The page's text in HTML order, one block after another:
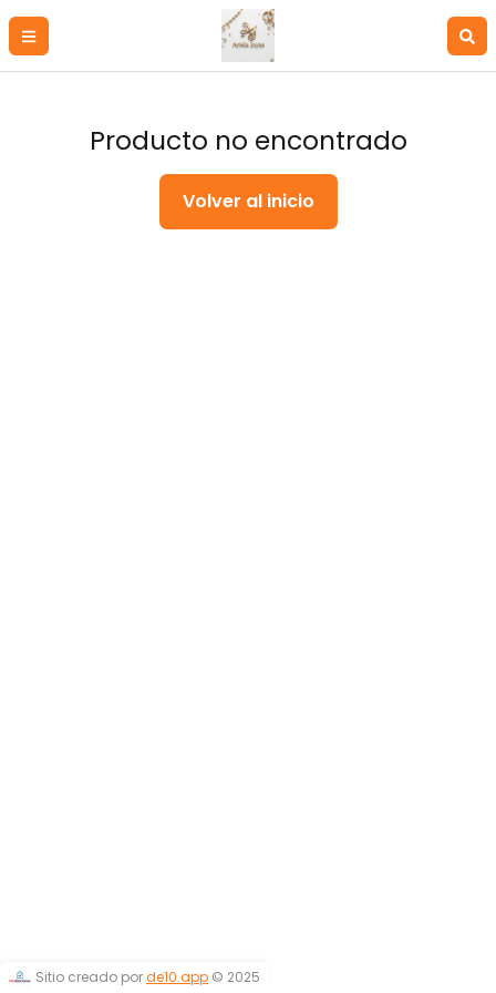
Producto no encontrado
Volver al inicio
Sitio creado porde10.app © 2025